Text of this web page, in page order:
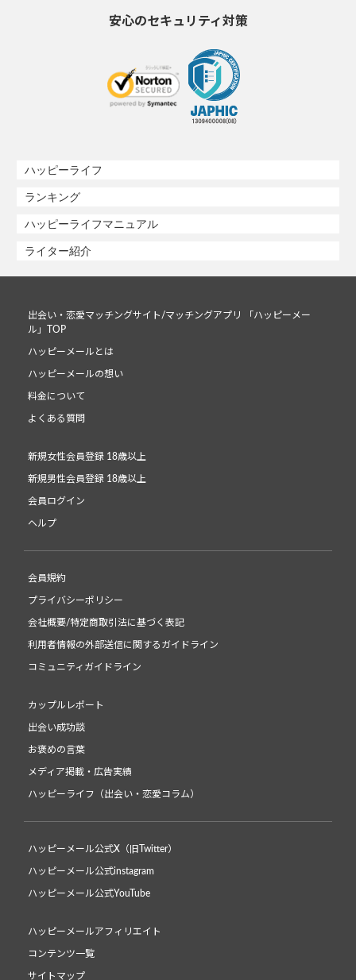
安心のセキュリティ対策
ハッピーライフ
ランキング
ハッピーライフマニュアル
ライター紹介
出会い・恋愛マッチングサイト/マッチングアプリ 「ハッピーメー
ル」TOP
ハッピーメールとは
ハッピーメールの想い
料金について
よくある質問
新規女性会員登録 18歳以上
新規男性会員登録 18歳以上
会員ログイン
ヘルプ
会員規約
プライバシーポリシー
会社概要/特定商取引法に基づく表記
利用者情報の外部送信に関するガイドライン
コミュニティガイドライン
カップルレポート
出会い成功談
お褒めの言葉
メディア掲載・広告実績
ハッピーライフ（出会い・恋愛コラム）
ハッピーメール公式X（旧Twitter）
ハッピーメール公式instagram
ハッピーメール公式YouTube
ハッピーメールアフィリエイト
コンテンツ一覧
サイトマップ